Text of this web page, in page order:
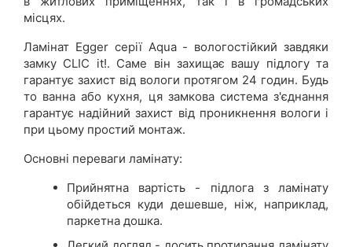
місцях.
Ламінат Egger серії Aqua - вологостійкий завдяки
замку CLIC it!. Саме він захищає вашу підлогу та
гарантує захист від вологи протягом 24 годин. Будь
то ванна або кухня, ця замкова система з'єднання
гарантує надійний захист від проникнення вологи і
при цьому простий монтаж.
Основні переваги ламінату:
Прийнятна вартість - підлога з ламінату
обійдеться куди дешевше, ніж, наприклад,
паркетна дошка.